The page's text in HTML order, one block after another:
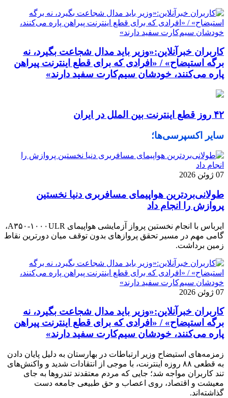
کاربران خبرآنلاین:«وزیر باید مدال شجاعت بگیرد، نه
برگه استیضاح» / «افرادی که برای قطع اینترنت پیراهن
پاره می‌کنند، خودشان سیم‌کارت سفید دارند»
۴۲ روز قطع اینترنت بین الملل در ایران
سایر اکسپرسی‌ها؛
07 ژوئن 2026
طولانی‌بردترین هواپیمای مسافربری دنیا نخستین
پروازش را انجام داد
ایرباس با انجام نخستین پرواز آزمایشی هواپیمای A۳۵۰-۱۰۰۰ULR،
گامی مهم در مسیر تحقق پروازهای بدون توقف میان دورترین نقاط
زمین برداشت.
07 ژوئن 2026
کاربران خبرآنلاین:«وزیر باید مدال شجاعت بگیرد، نه
برگه استیضاح» / «افرادی که برای قطع اینترنت پیراهن
پاره می‌کنند، خودشان سیم‌کارت سفید دارند»
زمزمه‌های استیضاح وزیر ارتباطات در بهارستان به دلیل پایان دادن
به قطعی ۸۸ روزه اینترنت، با موجی از انتقادات شدید و واکنش‌های
تند کاربران مواجه شد؛ جایی که مردم معتقدند تندروها به جای
معیشت و اقتصاد، روی اعصاب و حق طبیعی جامعه دست
گذاشته‌اند.